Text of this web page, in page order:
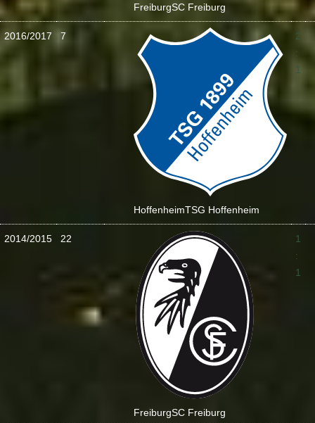
FreiburgSC Freiburg
2016/2017 7
HoffenheimTSG Hoffenheim
2
:
1
2014/2015 22
FreiburgSC Freiburg
1
:
1